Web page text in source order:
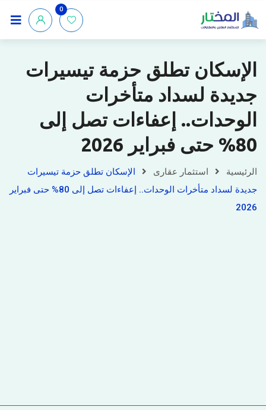
0
الإسكان تطلق حزمة تيسيرات
جديدة لسداد متأخرات
الوحدات.. إعفاءات تصل إلى
80% حتى فبراير 2026
الرئيسية استثمار عقارى
الإسكان تطلق حزمة تيسيرات
جديدة لسداد متأخرات الوحدات.. إعفاءات تصل إلى 80% حتى فبراير
2026